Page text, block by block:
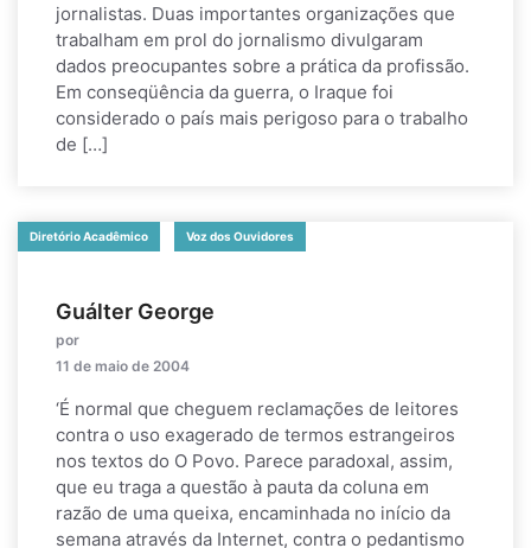
jornalistas. Duas importantes organizações que
trabalham em prol do jornalismo divulgaram
dados preocupantes sobre a prática da profissão.
Em conseqüência da guerra, o Iraque foi
considerado o país mais perigoso para o trabalho
de […]
Diretório Acadêmico Voz dos Ouvidores
Guálter George
por
11 de maio de 2004
‘É normal que cheguem reclamações de leitores
contra o uso exagerado de termos estrangeiros
nos textos do O Povo. Parece paradoxal, assim,
que eu traga a questão à pauta da coluna em
razão de uma queixa, encaminhada no início da
semana através da Internet, contra o pedantismo